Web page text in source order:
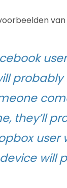
van
they’ll
user
will